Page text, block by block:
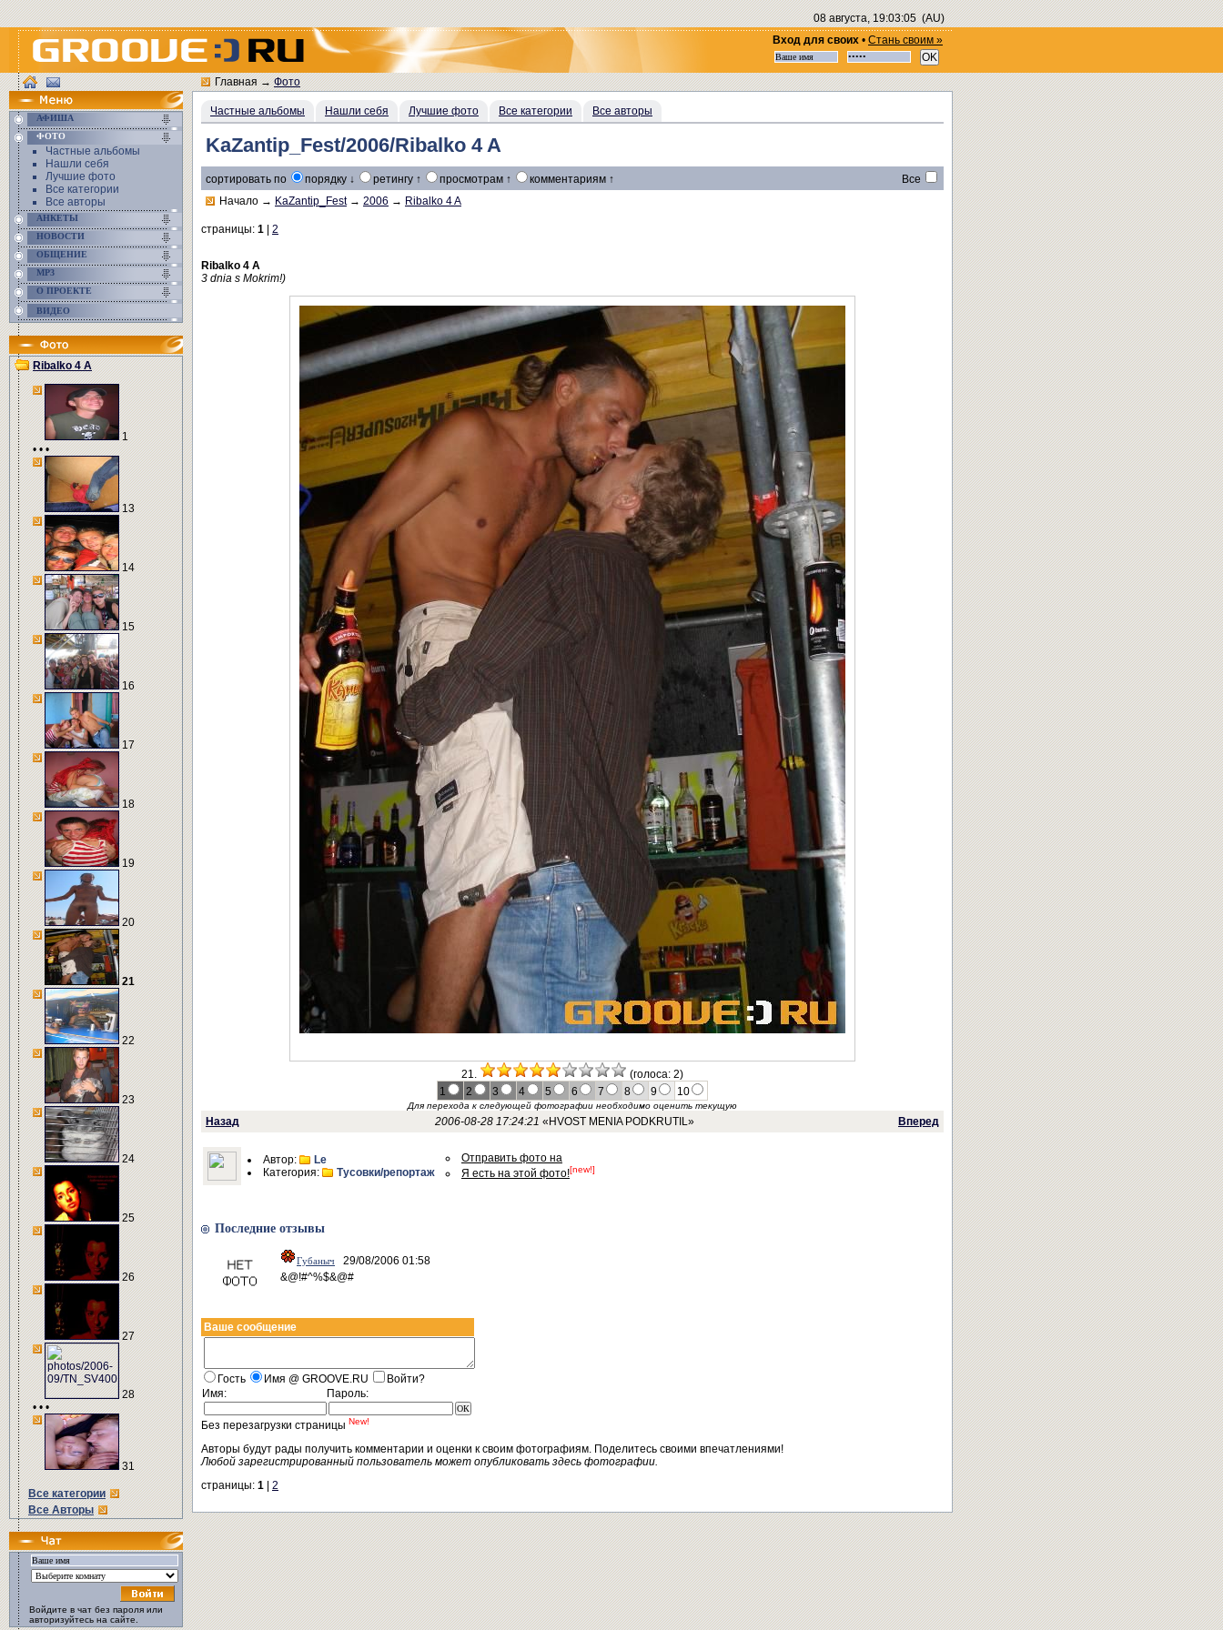
08 августа, 19:03:05(AU)
Вход для своих • Стань своим »
АФИША
ФОТО
Частные альбомы
Нашли себя
Лучшие фото
Все категории
Все авторы
АНКЕТЫ
НОВОСТИ
ОБЩЕНИЕ
MP3
О ПРОЕКТЕ
ВИДЕО
Ribalko 4 A
1
• • •
13
14
15
16
17
18
19
20
21
22
23
24
25
26
27
28
• • •
31
Все категории
Все Авторы
Войдите в чат без пароля или
авторизуйтесь на сайте.
Главная→Фото
Частные альбомы Нашли себя Лучшие фото Все категории Все авторы
KaZantip_Fest/2006/Ribalko 4 A
сортировать по порядку ↓ ретингу ↑ просмотрам ↑ комментариям ↑
Все
Начало → KaZantip_Fest→ 2006 → Ribalko 4 A
страницы: 1 2
Ribalko 4 A
3 dnia s Mokrim!)
21.
(голоса: 2)
1
2 3 4 5 6 7 8 9 10
Для перехода к следующей фотографии необходимо оценить текущую
Назад 2006-08-28 17:24:21 «HVOST MENIA PODKRUTIL» Вперед
Автор:
Le
Категория:
Тусовки/репортаж
Отправить фото на
Я есть на этой фото![new!]
Последние отзывы
Губаныч
29/08/2006 01:58
&@!#^%$&@#
Ваше сообщение
Гость Имя @ GROOVE.RU
Войти?
Имя:
Пароль:
Без перезагрузки страницы New!
Авторы будут рады получить комментарии и оценки к своим фотографиям. Поделитесь своими впечатлениями!
Любой зарегистрированный пользователь может опубликовать здесь фотографии.
страницы: 1 2